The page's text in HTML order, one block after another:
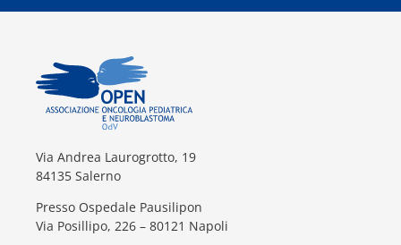
Via Andrea Laurogrotto, 19
84135 Salerno
Presso Ospedale Pausilipon
Via Posillipo, 226 – 80121 Napoli